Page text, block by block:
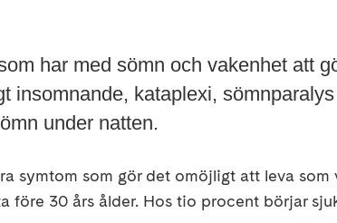
har med sömn och vakenhet att
insomnande, kataplexi,
under natten.
symtom som gör det omöjligt att leva som
före 30 års ålder. Hos tio procent börjar